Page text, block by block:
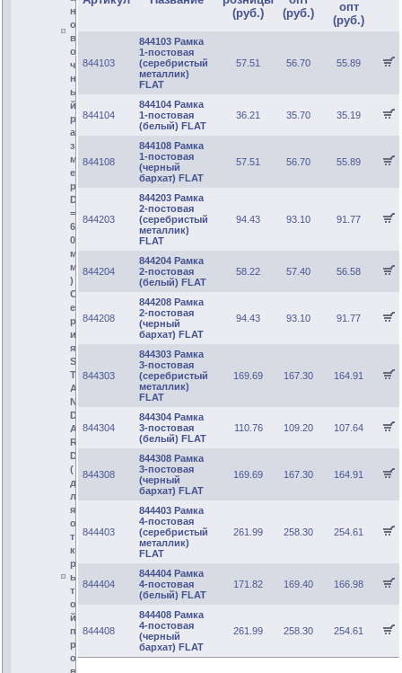
н
о
в
о
ч
н
ы
й
р
а
з
м
е
р
D
=
6
0
м
м
)
С
е
р
и
я
S
T
A
N
D
A
R
D
(
д
л
я
о
т
к
р
ы
т
о
й
п
р
о
(руб.)
(руб.)
опт
(руб.)
844103
844103 Рамка
1-постовая
(серебристый
металлик)
FLAT
57.51 56.70 55.89
844104
844104 Рамка
1-постовая
(белый) FLAT
36.21 35.70 35.19
844108
844108 Рамка
1-постовая
(черный
бархат) FLAT
57.51 56.70 55.89
844203
844203 Рамка
2-постовая
(серебристый
металлик)
FLAT
94.43 93.10 91.77
844204
844204 Рамка
2-постовая
(белый) FLAT
58.22 57.40 56.58
844208
844208 Рамка
2-постовая
(черный
бархат) FLAT
94.43 93.10 91.77
844303
844303 Рамка
3-постовая
(серебристый
металлик)
FLAT
169.69 167.30 164.91
844304
844304 Рамка
3-постовая
(белый) FLAT
110.76 109.20 107.64
844308
844308 Рамка
3-постовая
(черный
бархат) FLAT
169.69 167.30 164.91
844403
844403 Рамка
4-постовая
(серебристый
металлик)
FLAT
261.99 258.30 254.61
844404
844404 Рамка
4-постовая
(белый) FLAT
171.82 169.40 166.98
844408
844408 Рамка
4-постовая
(черный
бархат) FLAT
261.99 258.30 254.61